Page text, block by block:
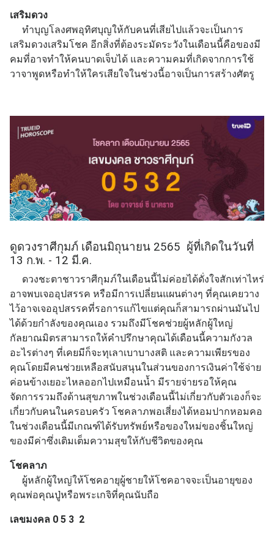
เสริมดวง
ทำบุญโลงศพอุทิศบุญให้กับคนที่เสียไปแล้วจะเป็นการ
เสริมดวงเสริมโชค อีกสิ่งที่ต้องระมัดระวังในเดือนนี้คือของมี
คมที่อาจทำให้คนบาดเจ็บได้ และความคมที่เกิดจากการใช้
วาจาพูดหรือทำให้ใครเสียใจในช่วงนี้อาจเป็นการสร้างศัตรู
ดูดวงราศีกุมภ์ เดือนมิถุนายน 2565 ผู้ที่เกิดในวันที่
13 ก.พ. - 12 มี.ค.
ดวงชะตาชาวราศีกุมภ์ในเดือนนี้ไม่ค่อยได้ดั่งใจสักเท่าไหร่
อาจพบเจออุปสรรค หรือมีการเปลี่ยนแผนต่างๆ ที่คุณเคยวาง
ไว้อาจเจออุปสรรคที่รอการแก้ไขแต่คุณก็สามารถผ่านมันไป
ได้ด้วยกำลังของคุณเอง รวมถึงมีโชคช่วยผู้หลักผู้ใหญ่
กัลยาณมิตรสามารถให้คำปรึกษาคุณได้เดือนนี้ความกังวล
อะไรต่างๆ ที่เคยมีก็จะทุเลาเบาบางสติ และความเพียรของ
คุณโดยมีคนช่วยเหลือสนับสนุนในส่วนของการเงินค่าใช้จ่าย
ค่อนข้างเยอะไหลออกไปเหมือนน้ำ มีรายจ่ายรอให้คุณ
จัดการรวมถึงด้านสุขภาพในช่วงเดือนนี้ไม่เกี่ยวกับตัวเองก็จะ
เกี่ยวกับคนในครอบครัว โชคลาภพอเสี่ยงได้หอมปากหอมคอ
ในช่วงเดือนนี้มีเกณฑ์ได้รับทรัพย์หรือของใหม่ของชิ้นใหญ่
ของมีค่าซึ่งเติมเต็มความสุขให้กับชีวิตของคุณ
โชคลาภ
ผู้หลักผู้ใหญ่ให้โชคอายุผู้ชายให้โชคอาจจะเป็นอายุของ
คุณพ่อคุณปู่หรือพระเกจิที่คุณนับถือ
เลขมงคล 0 5 3 2